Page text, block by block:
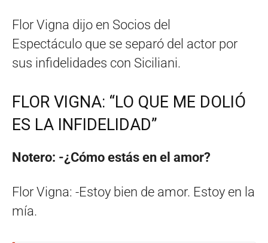
Flor Vigna dijo en Socios del
Espectáculo que se separó del actor por
sus infidelidades con Siciliani.
FLOR VIGNA: “LO QUE ME DOLIÓ
ES LA INFIDELIDAD”
Notero: -¿Cómo estás en el amor?
Flor Vigna: -Estoy bien de amor. Estoy en la
mía.